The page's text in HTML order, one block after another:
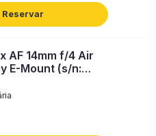
Reservar
AF 14mm f/4 Air
E-Mount (s/n: